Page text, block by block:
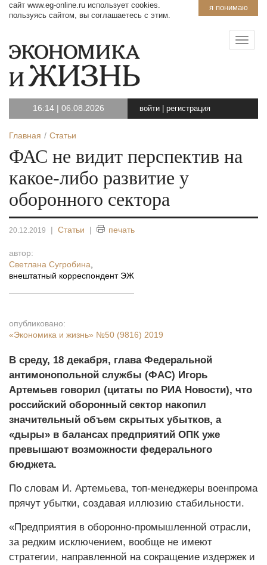
я понимаю
сайт www.eg-online.ru использует cookies.
пользуясь сайтом, вы соглашаетесь с этим.
16:14 | 06.08.2026 войти регистрация
Главная Статьи
ФАС не видит перспектив на
какое-либо развитие у
оборонного сектора
20.12.2019 | Статьи | печать
автор:
Светлана Сугробина
внештатный корреспондент ЭЖ
опубликовано:
«Экономика и жизнь» №50 (9816) 2019
В среду, 18 декабря, глава Федеральной
антимонопольной службы (ФАС) Игорь
Артемьев говорил (цитаты по РИА Новости), что
российский оборонный сектор накопил
значительный объем скрытых убытков, а
«дыры» в балансах предприятий ОПК уже
превышают возможности федерального
бюджета.
По словам И. Артемьева, топ-менеджеры военпрома
прячут убытки, создавая иллюзию стабильности.
«Предприятия в оборонно-промышленной отрасли,
за редким исключением, вообще не имеют
стратегии, направленной на сокращение издержек и